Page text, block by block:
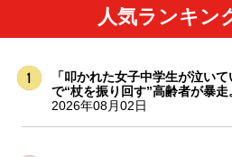
人気ランキン
「叩かれた女子中学生が泣い
で“杖を振り回す”高齢者が暴走
2026年08月02日